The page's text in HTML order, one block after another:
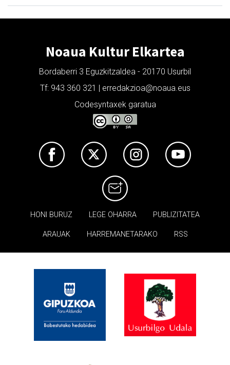
Noaua Kultur Elkartea
Bordaberri 3 Eguzkitzaldea - 20170 Usurbil
Tf: 943 360 321 | erredakzioa@noaua.eus
Codesyntaxek garatua
HONI BURUZ LEGE OHARRA PUBLIZITATEA
ARAUAK HARREMANETARAKO RSS